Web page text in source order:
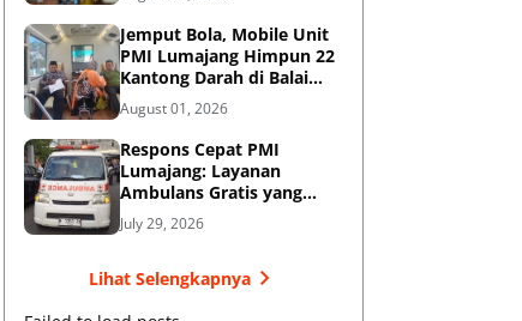
Disambut Antusias
Jemput Bola, Mobile Unit
PMI Lumajang Himpun 22
Kantong Darah di Balai
Desa Jatirejo Kunir
August 01, 2026
Respons Cepat PMI
Lumajang: Layanan
Ambulans Gratis yang
Wajib Diketahui Warga
July 29, 2026
Lihat Selengkapnya